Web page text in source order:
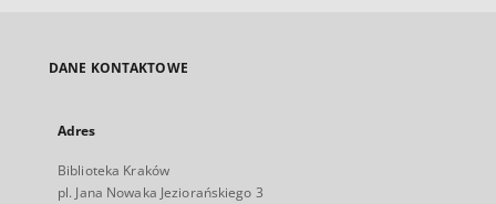
DANE KONTAKTOWE
Adres
Biblioteka Kraków
pl. Jana Nowaka Jeziorańskiego 3